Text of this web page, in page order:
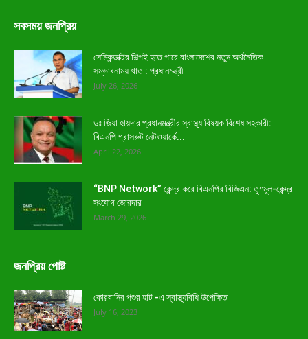
সবসময় জনপ্রিয়
সেমিকন্ডাক্টর শিল্পই হতে পারে বাংলাদেশের নতুন অর্থনৈতিক
সম্ভাবনাময় খাত : প্রধানমন্ত্রী
July 26, 2026
ডঃ জিয়া হায়দার প্রধানমন্ত্রীর স্বাস্থ্য বিষয়ক বিশেষ সহকারী:
বিএনপি গ্রাসরুট নেটওয়ার্কে...
April 22, 2026
“BNP Network” কেন্দ্র করে বিএনপির বিজিএন: তৃণমূল-কেন্দ্র
সংযোগ জোরদার
March 29, 2026
জনপ্রিয় পোষ্ট
কোরবানির পশুর হাট -এ স্বাস্থ্যবিধি উপেক্ষিত
July 16, 2023